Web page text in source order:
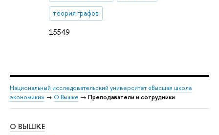
15549
теория графов
Национальный исследовательский университет «Высшая школа
экономики» → О Вышке → Преподаватели и сотрудники
О ВЫШКЕ